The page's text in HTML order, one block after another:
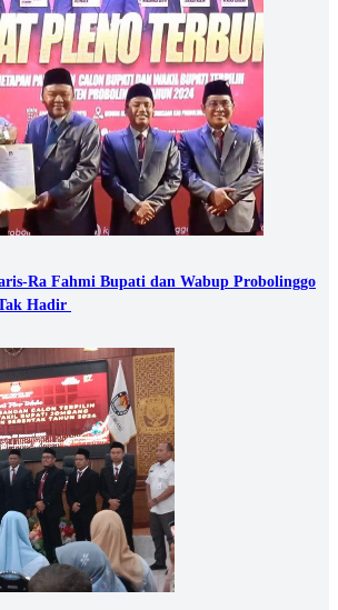
Ra Fahmi Bupati dan Wabup Probolinggo
Hadir